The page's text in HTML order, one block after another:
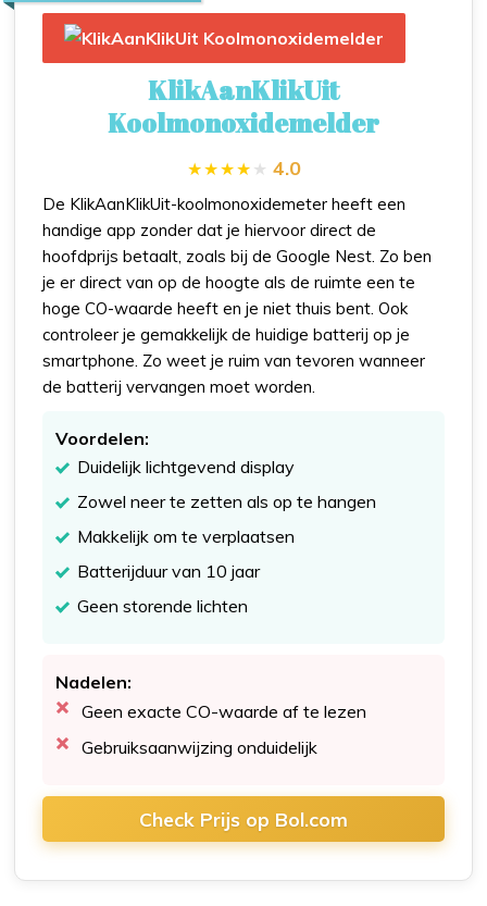
KlikAanKlikUit
Koolmonoxidemelder
4.0
De KlikAanKlikUit-koolmonoxidemeter heeft een
handige app zonder dat je hiervoor direct de
hoofdprijs betaalt, zoals bij de Google Nest. Zo ben
je er direct van op de hoogte als de ruimte een te
hoge CO-waarde heeft en je niet thuis bent. Ook
controleer je gemakkelijk de huidige batterij op je
smartphone. Zo weet je ruim van tevoren wanneer
de batterij vervangen moet worden.
Voordelen:
Duidelijk lichtgevend display
Zowel neer te zetten als op te hangen
Makkelijk om te verplaatsen
Batterijduur van 10 jaar
Geen storende lichten
Nadelen:
Geen exacte CO-waarde af te lezen
Gebruiksaanwijzing onduidelijk
Check Prijs op Bol.com